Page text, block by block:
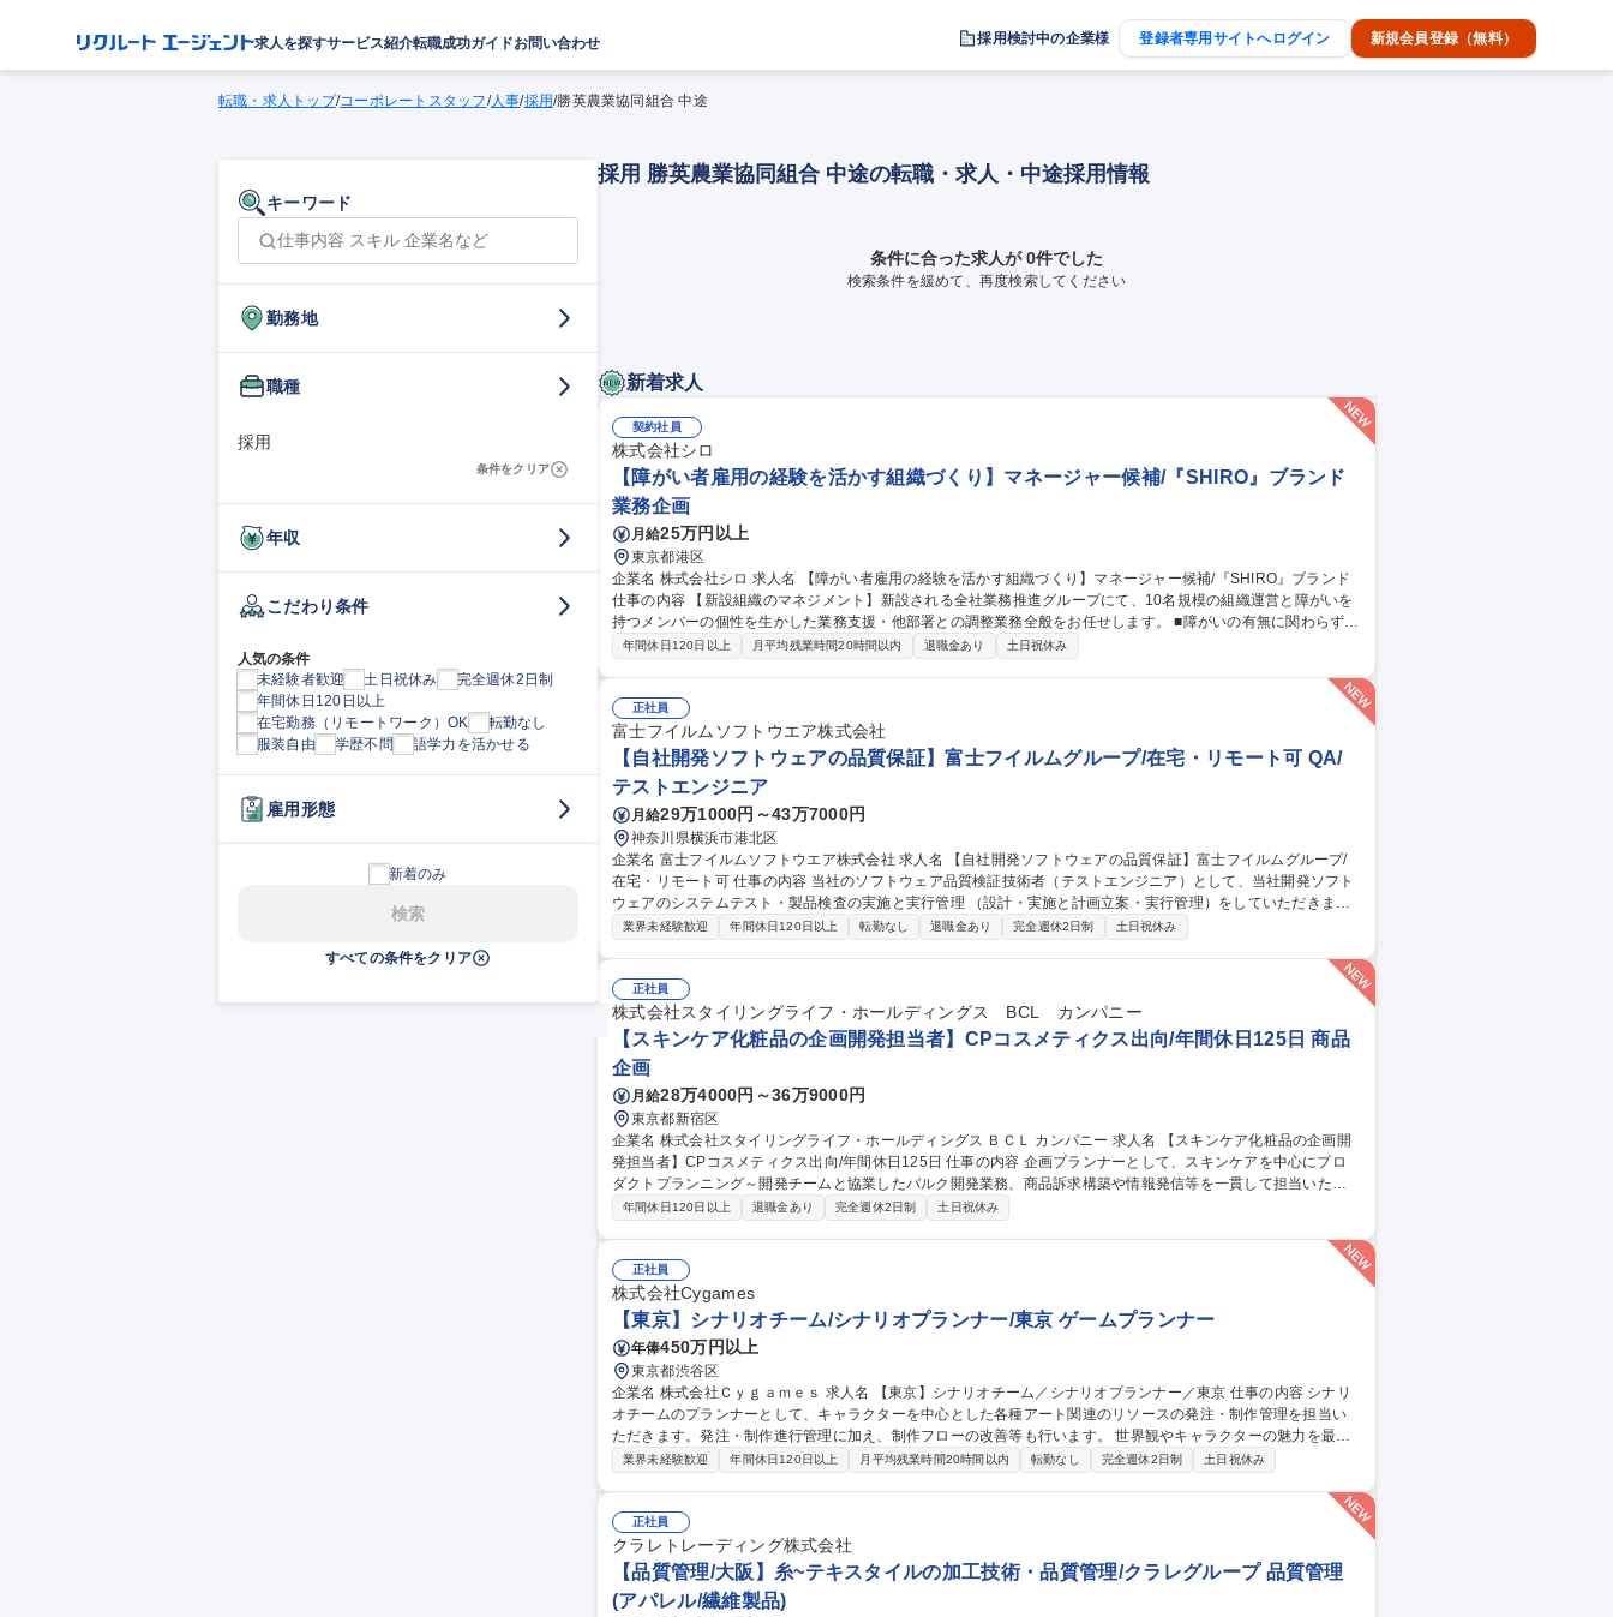
求人を探すサービス紹介転職成功ガイドお問い合わせ 採用検討中の企業様 登録者専用サイトへログイン 新規会員登録（無料）
転職・求人トップ/コーポレートスタッフ/人事/採用/勝英農業協同組合 中途
キーワード
勤務地
職種
採用
条件をクリア
年収
こだわり条件
人気の条件
未経験者歓迎
土日祝休み
完全週休2日制
年間休日120日以上
在宅勤務（リモートワーク）OK
転勤なし
服装自由
学歴不問 語学力を活かせる
雇用形態
新着のみ
検索
すべての条件をクリア
採用 勝英農業協同組合 中途の転職・求人・中途採用情報
条件に合った求人が 0件でした
検索条件を緩めて、再度検索してください
新着求人
契約社員
株式会社シロ
【障がい者雇用の経験を活かす組織づくり】マネージャー候補/『SHIRO』ブランド
業務企画
月給25万円以上
東京都港区
企業名 株式会社シロ 求人名 【障がい者雇用の経験を活かす組織づくり】マネージャー候補/『SHIRO』ブランド
仕事の内容 【新設組織のマネジメント】新設される全社業務推進グループにて、10名規模の組織運営と障がいを
持つメンバーの個性を生かした業務支援・他部署との調整業務全般をお任せします。 ■障がいの有無に関わらずと
もに働くことが当たり前となる職場づくり ■メンバーの業務支援、相談対応、メンタルケア ■一人ひとりの個性に
マネージャー候補/『SHIRO』ブランド
年間休日120日以上 月平均残業時間20時間以内 退職金あり 土日祝休み
正社員
富士フイルムソフトウエア株式会社
【自社開発ソフトウェアの品質保証】富士フイルムグループ/在宅・リモート可 QA/
テストエンジニア
月給29万1000円～43万7000円
神奈川県横浜市港北区
企業名 富士フイルムソフトウエア株式会社 求人名 【自社開発ソフトウェアの品質保証】富士フイルムグループ/
在宅・リモート可 仕事の内容 当社のソフトウェア品質検証技術者（テストエンジニア）として、当社開発ソフト
ウェアのシステムテスト・製品検査の実施と実行管理 （設計・実施と計画立案・実行管理）をしていただきま
す。 【業務詳細】品質・効率（ex. テスト自動化）の向上や、今後のCloud/AI/IoT/DevOps時代のテスト・品質保
【自社開発ソフトウェアの品質保証】富士フイルムグループ/在宅・リモート可
業界未経験歓迎 年間休日120日以上 転勤なし 退職金あり 完全週休2日制 土日祝休み
正社員
株式会社スタイリングライフ・ホールディングス BCL カンパニー
【スキンケア化粧品の企画開発担当者】CPコスメティクス出向/年間休日125日 商品
企画
月給28万4000円～36万9000円
東京都新宿区
企業名 株式会社スタイリングライフ・ホールディングス ＢＣＬ カンパニー 求人名 【スキンケア化粧品の企画開
発担当者】CPコスメティクス出向/年間休日125日 仕事の内容 企画プランナーとして、スキンケアを中心にプロ
ダクトプランニング～開発チームと協業したバルク開発業務、商品訴求構築や情報発信等を一貫して担当いただ
きます。 【立案】■販売データ分析、課題抽出等企画背景構築 ■リリース計画案(短期・中長期)、新商品の提案
■品質設計 ■ソフト情報づくり ■製品エビデンス企画 ■社内向け商品マニュアル作成、各媒体物の進行 ※他部署や
OEMメーカーなどと連携しながら業務を進めて頂きます。 募集職種 【スキンケア化粧品の企画開発担当者】CP
コスメティクス出向/年間休日125日
年間休日120日以上 退職金あり 完全週休2日制 土日祝休み
正社員
株式会社Cygames
【東京】シナリオチーム/シナリオプランナー/東京 ゲームプランナー
年俸450万円以上
東京都渋谷区
企業名 株式会社Ｃｙｇａｍｅｓ 求人名 【東京】シナリオチーム／シナリオプランナー／東京 仕事の内容 シナリ
オチームのプランナーとして、キャラクターを中心とした各種アート関連のリソースの発注・制作管理を担当い
ただきます。発注・制作進行管理に加え、制作フローの改善等も行います。 世界観やキャラクターの魅力を最大
限に引き出すことをミッションとして、シナリオライターやディレクター、各制作セクションと連携しながら、
ど各種リソースの発注 ■各種リソースの管理、および発注フロー・レギュレーションの整備 ■各種リソース・制作
物の監修 募集職種 【東京】シナリオチーム／シナリオプランナー／東京
業界未経験歓迎 年間休日120日以上 月平均残業時間20時間以内 転勤なし 完全週休2日制 土日祝休み
正社員
クラレトレーディング株式会社
【品質管理/大阪】糸~テキスタイルの加工技術・品質管理/クラレグループ 品質管理
(アパレル/繊維製品)